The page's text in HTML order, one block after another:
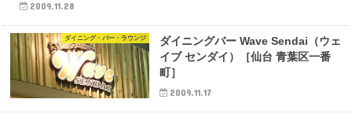
2009.11.28
ダイニング・バー・ラウンジ
ダイニングバー Wave Sendai（ウェ
イブ センダイ）［仙台 青葉区一番
町］
2009.11.17